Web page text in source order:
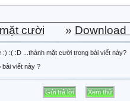
cười » Download
:( :D ...thành mặt cười trong bài viết này?
bài viết này ?